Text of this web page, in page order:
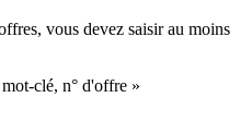
vous devez saisir au moins
clé, n° d'offre »